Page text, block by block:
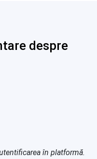
despre
în platformă.